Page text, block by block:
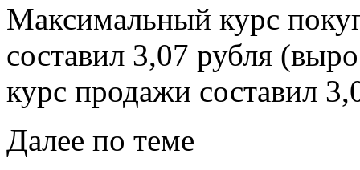
Максимальный курс
составил 3,07 рубля
курс продажи составил
Далее по теме